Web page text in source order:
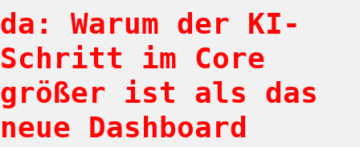
Inhalt
springen
da: Warum der KI-
Schritt im Core
größer ist als das
neue Dashboard